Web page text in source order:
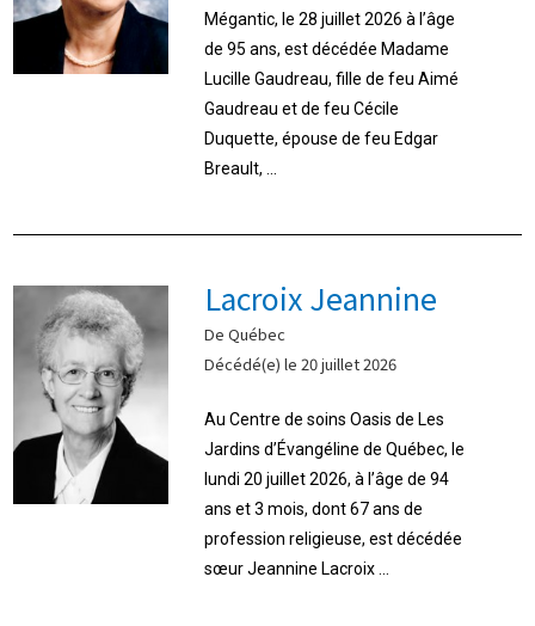
Mégantic, le 28 juillet 2026 à l’âge
de 95 ans, est décédée Madame
Lucille Gaudreau, fille de feu Aimé
Gaudreau et de feu Cécile
Duquette, épouse de feu Edgar
Breault, ...
Lacroix Jeannine
De Québec
Décédé(e) le 20 juillet 2026
Au Centre de soins Oasis de Les
Jardins d’Évangéline de Québec, le
lundi 20 juillet 2026, à l’âge de 94
ans et 3 mois, dont 67 ans de
profession religieuse, est décédée
sœur Jeannine Lacroix ...